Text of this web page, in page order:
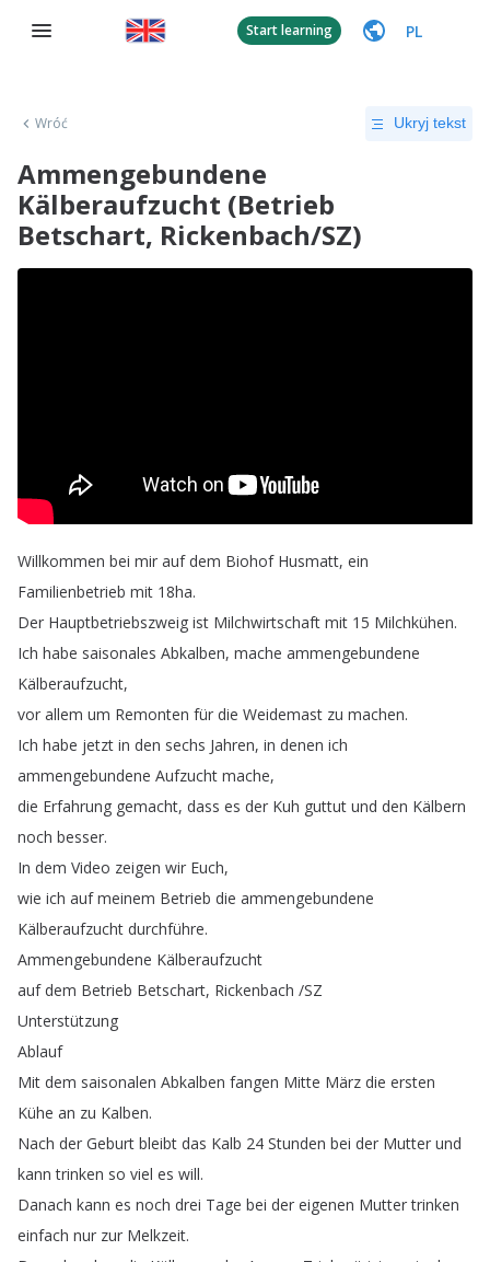
Start learning PL
Wróć Ukryj tekst
Ammengebundene
Kälberaufzucht (Betrieb
Betschart, Rickenbach/SZ)
Willkommen bei mir auf dem Biohof Husmatt, ein
Familienbetrieb mit 18ha.
Der Hauptbetriebszweig ist Milchwirtschaft mit 15 Milchkühen.
Ich habe saisonales Abkalben, mache ammengebundene
Kälberaufzucht,
vor allem um Remonten für die Weidemast zu machen.
Ich habe jetzt in den sechs Jahren, in denen ich
ammengebundene Aufzucht mache,
die Erfahrung gemacht, dass es der Kuh guttut und den Kälbern
noch besser.
In dem Video zeigen wir Euch,
wie ich auf meinem Betrieb die ammengebundene
Kälberaufzucht durchführe.
Ammengebundene Kälberaufzucht
auf dem Betrieb Betschart, Rickenbach /SZ
Unterstützung
Ablauf
Mit dem saisonalen Abkalben fangen Mitte März die ersten
Kühe an zu Kalben.
Nach der Geburt bleibt das Kalb 24 Stunden bei der Mutter und
kann trinken so viel es will.
Danach kann es noch drei Tage bei der eigenen Mutter trinken
einfach nur zur Melkzeit.